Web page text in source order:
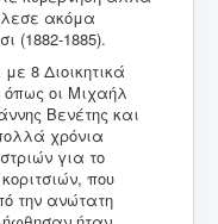
ακόμα
(1882-1885).
8 Διοικητικά
όπως οι Μιχαήλ
Βενέτης και
χρόνια
για το
που
την ανώτατη